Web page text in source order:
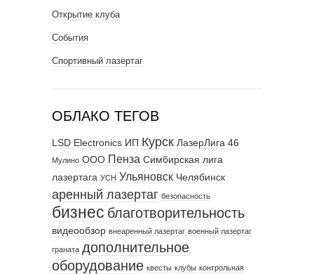
Открытие клуба
События
Спортивный лазертаг
ОБЛАКО ТЕГОВ
LSD Electronics ИП Курск ЛазерЛига 46
Мулино ООО Пенза Симбирская лига
лазертага УСН Ульяновск Челябинск
аренный лазертаг безопасность
бизнес благотворительность
видеообзор внеаренный лазертаг военный лазертаг
граната дополнительное
оборудование квесты клубы контрольная